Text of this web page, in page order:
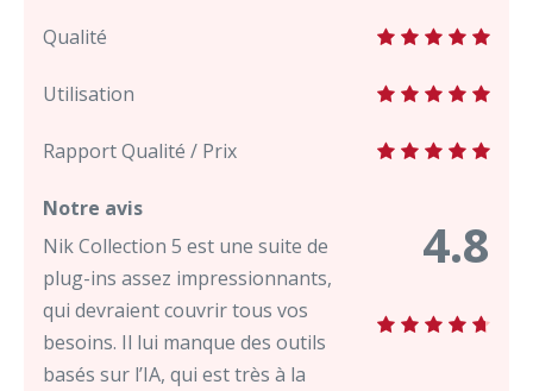
Qualité
Utilisation
Rapport Qualité / Prix
4.8
Notre avis
Nik Collection 5 est une suite de
plug-ins assez impressionnants,
qui devraient couvrir tous vos
besoins. Il lui manque des outils
basés sur l’IA, qui est très à la